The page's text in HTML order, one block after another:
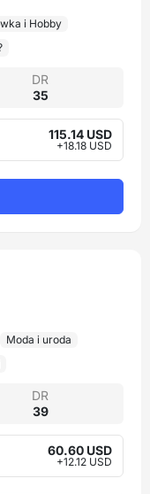
i Hobby
DR
35
115.14 USD
+18.18 USD
Moda i uroda
DR
39
60.60 USD
+12.12 USD